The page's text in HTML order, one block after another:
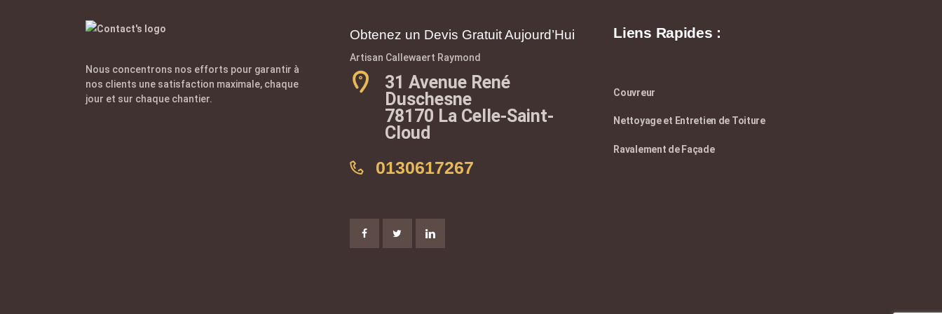
Nous concentrons nos efforts pour garantir à
nos clients une satisfaction maximale, chaque
jour et sur chaque chantier.
Obtenez un Devis Gratuit Aujourd’Hui
Artisan Callewaert Raymond
31 Avenue René
Duschesne
78170 La Celle-Saint-
Cloud
0130617267
Liens Rapides :
Couvreur
Nettoyage et Entretien de Toiture
Ravalement de Façade